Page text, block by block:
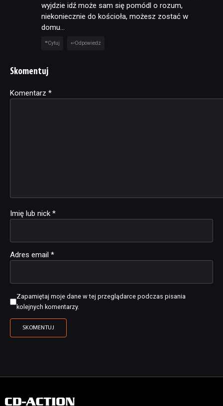
wyjdzie idź może sam się pomódl o rozum,
niekoniecznie do kościoła, możesz zostać w
domu…
Cytuj Odpowiedz
Skomentuj
Komentarz *
Imię lub nick *
Adres email *
Zapamiętaj moje dane w tej przeglądarce podczas pisania
kolejnych komentarzy.
Alternative: